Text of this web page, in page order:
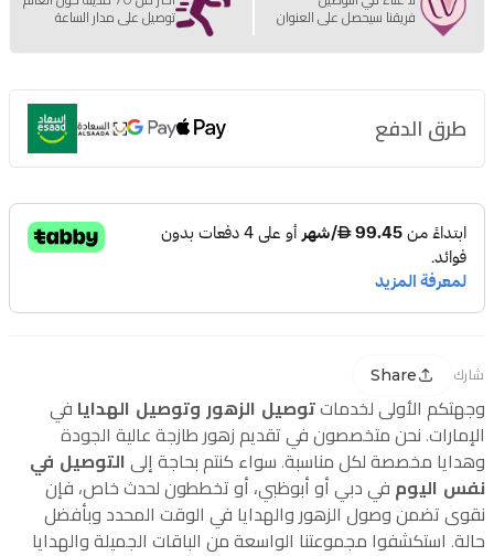
فريقنا سيحصل على العنوان
توصيل على مدار الساعة
طرق الدفع
شارك Share
وجهتكم الأولى لخدمات توصيل الزهور وتوصيل الهدايا في
الإمارات. نحن متخصصون في تقديم زهور طازجة عالية الجودة
وهدايا مخصصة لكل مناسبة. سواء كنتم بحاجة إلى التوصيل في
نفس اليوم في دبي أو أبوظبي، أو تخططون لحدث خاص، فإن
نقوى تضمن وصول الزهور والهدايا في الوقت المحدد وبأفضل
حالة. استكشفوا مجموعتنا الواسعة من الباقات الجميلة والهدايا